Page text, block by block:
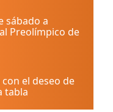
sábado a
Preolímpico de
el deseo de
tabla